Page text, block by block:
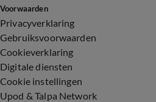
Voorwaarden
Privacyverklaring
Gebruiksvoorwaarden
Cookieverklaring
Digitale diensten
Cookie instellingen
Upod & Talpa Network